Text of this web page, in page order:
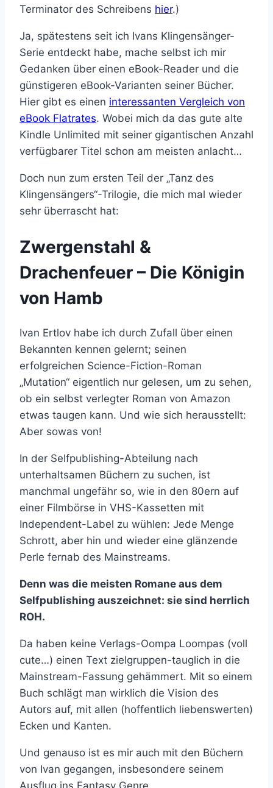
Terminator des Schreibens hier.)
Ja, spätestens seit ich Ivans Klingensänger-
Serie entdeckt habe, mache selbst ich mir
Gedanken über einen eBook-Reader und die
günstigeren eBook-Varianten seiner Bücher.
Hier gibt es einen interessanten Vergleich von
eBook Flatrates. Wobei mich da das gute alte
Kindle Unlimited mit seiner gigantischen Anzahl
verfügbarer Titel schon am meisten anlacht…
Doch nun zum ersten Teil der „Tanz des
Klingensängers“-Trilogie, die mich mal wieder
sehr überrascht hat:
Zwergenstahl &
Drachenfeuer – Die Königin
von Hamb
Ivan Ertlov habe ich durch Zufall über einen
Bekannten kennen gelernt; seinen
erfolgreichen Science-Fiction-Roman
„Mutation“ eigentlich nur gelesen, um zu sehen,
ob ein selbst verlegter Roman von Amazon
etwas taugen kann. Und wie sich herausstellt:
Aber sowas von!
In der Selfpublishing-Abteilung nach
unterhaltsamen Büchern zu suchen, ist
manchmal ungefähr so, wie in den 80ern auf
einer Filmbörse in VHS-Kassetten mit
Independent-Label zu wühlen: Jede Menge
Schrott, aber hin und wieder eine glänzende
Perle fernab des Mainstreams.
Denn was die meisten Romane aus dem
Selfpublishing auszeichnet: sie sind herrlich
ROH.
Da haben keine Verlags-Oompa Loompas (voll
cute…) einen Text zielgruppen-tauglich in die
Mainstream-Fassung gehämmert. Mit so einem
Buch schlägt man wirklich die Vision des
Autors auf, mit allen (hoffentlich liebenswerten)
Ecken und Kanten.
Und genauso ist es mir auch mit den Büchern
von Ivan gegangen, insbesondere seinem
Ausflug ins Fantasy Genre.